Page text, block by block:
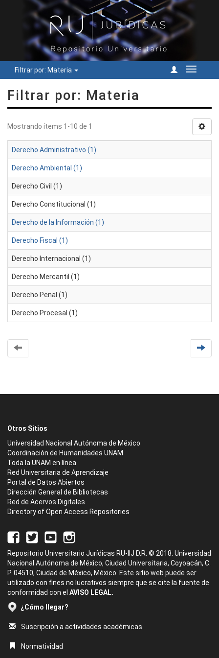
Filtrar por: Materia
Cambiar
Filtrar por: Materia
Mostrando ítems 1-10 de 1
Derecho Administrativo (1)
Derecho Ambiental (1)
Derecho Civil (1)
Derecho Constitucional (1)
Derecho de la Información (1)
Derecho Fiscal (1)
Derecho Internacional (1)
Derecho Mercantil (1)
Derecho Penal (1)
Derecho Procesal (1)
Otros Sitios
Universidad Nacional Autónoma de México
Coordinación de Humanidades UNAM
Toda la UNAM en línea
Red Universitaria de Aprendizaje
Portal de Datos Abiertos
Dirección General de Bibliotecas
Red de Acervos Digitales
Directory of Open Access Repositories
Repositorio Universitario Jurídicas RU-IIJ D.R. © 2018. Universidad
Nacional Autónoma de México, Ciudad Universitaria, Coyoacán, C.
P. 04510, Ciudad de México, México. Este sitio web puede ser
utilizado con fines no lucrativos siempre que se cite la fuente de
conformidad con el AVISO LEGAL.
¿Cómo llegar?
Suscripción a actividades académicas
Normatividad